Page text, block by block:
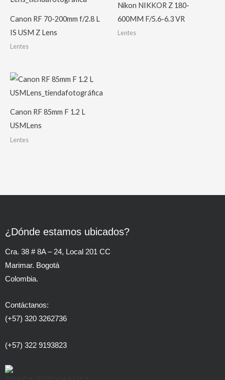
Canon RF 70-200mm f/2.8 L
IS USM Z Lens
Lentes
Nikon NIKKOR Z 180-
600MM F/5.6-6.3 VR
Lentes
Canon RF 85mm F 1.2 L
USMLens
Lentes
¿Dónde estamos ubicados?
Cra. 38 # 8A – 24, Local 201 CC
Marimar. Bogotá
Colombia.
Contáctanos:
(+57) 320 3262736
(+57) 322 9193823